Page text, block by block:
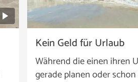
Kein Geld für Urlaub
Während die einen ihren
gerade planen oder schon